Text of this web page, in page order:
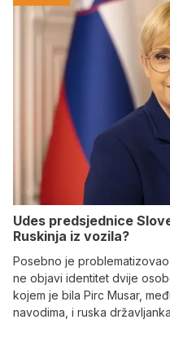
Udes predsjednice
Ruskinja iz vozila?
Posebno je
ne objavi identitet dvije
kojem je bila Pirc Musar,
navodima, i ruska državljanka